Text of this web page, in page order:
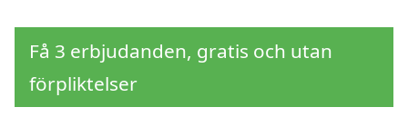
Få 3 erbjudanden, gratis och utan
förpliktelser